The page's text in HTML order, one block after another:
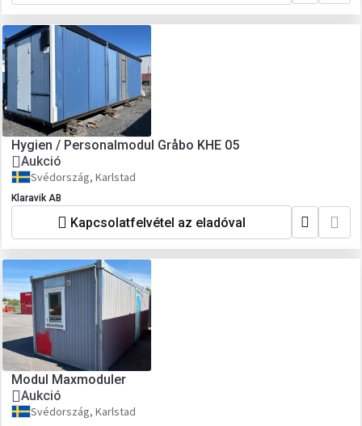
Hygien / Personalmodul Gråbo KHE 05
Aukció
Svédország, Karlstad
Klaravik AB
Kapcsolatfelvétel az eladóval
Modul Maxmoduler
Aukció
Svédország, Karlstad